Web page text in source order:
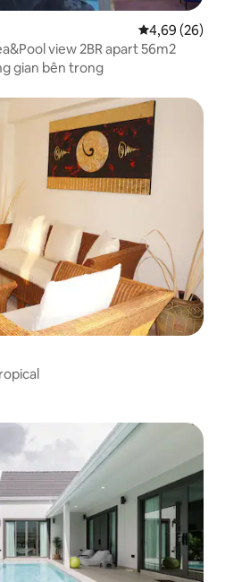
Xếp hạng
4,69 (26)
view 2BR apart 56m2
gian bên trong